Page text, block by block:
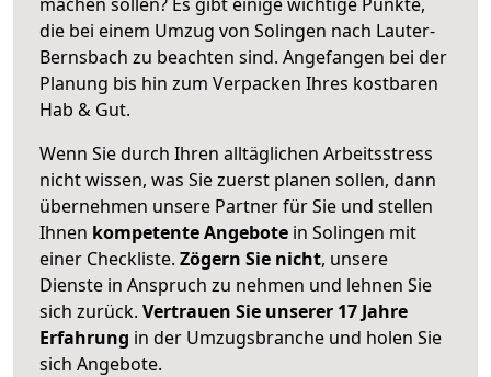
die bei einem Umzug von Solingen nach Lauter-
Bernsbach zu beachten sind. Angefangen bei der
Planung bis hin zum Verpacken Ihres kostbaren
Hab & Gut.
Wenn Sie durch Ihren alltäglichen Arbeitsstress
nicht wissen, was Sie zuerst planen sollen, dann
übernehmen unsere Partner für Sie und stellen
Ihnen kompetente Angebote in Solingen mit
einer Checkliste. Zögern Sie nicht, unsere
Dienste in Anspruch zu nehmen und lehnen Sie
sich zurück. Vertrauen Sie unserer 17 Jahre
Erfahrung in der Umzugsbranche und holen Sie
sich Angebote.